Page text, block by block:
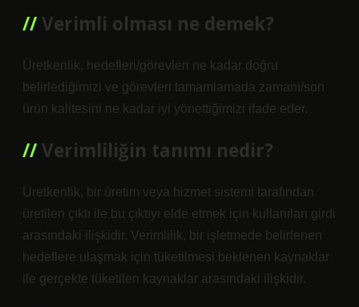
Verimli olması ne demek?
Üretkenlik, hedefleri/görevleri ne kadar doğru
belirlediğimizi ve görevleri tamamlamada zamanı/son
ürün kalitesini ne kadar iyi yönettiğimizi ifade eder.
Verimliliğin tanımı nedir?
Üretkenlik, bir üretim veya hizmet sistemi tarafından
üretilen çıktı ile bu çıktıyı elde etmek için kullanılan girdi
arasındaki ilişkidir. Verimlilik, bir işletmede belirlenen
hedeflere ulaşmak için tüketilmesi beklenen kaynaklar
ile gerçekte tüketilen kaynaklar arasındaki ilişkidir.